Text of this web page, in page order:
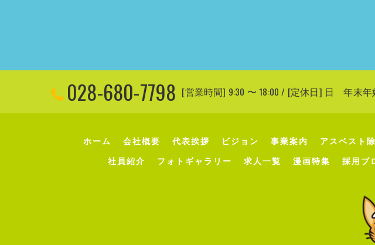
028-680-7798 [営業時間] 9:30 〜 18:00 / [定休日] 日 年末年
ホーム 会社概要 代表挨拶 ビジョン 事業案内 アスベスト
社員紹介
フォトギャラリー 求人一覧 漫画特集 採用ブ